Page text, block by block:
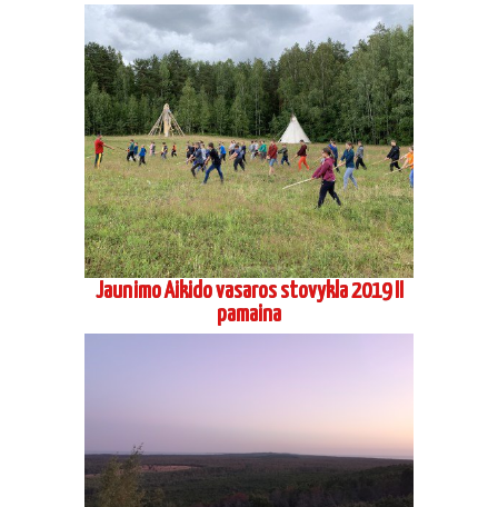
Jaunimo Aikido vasaros stovykla 2019 II
pamaina